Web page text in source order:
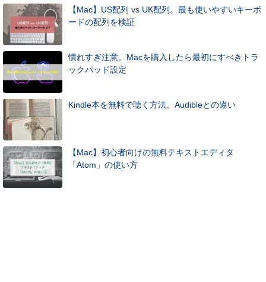
【Mac】US配列 vs UK配列。最も使いやすいキーボ
ードの配列を検証
慣れすぎ注意。Macを購入したら最初にすべきトラ
ックパッド設定
Kindle本を無料で聴く方法。Audibleとの違い
【Mac】初心者向けの無料テキストエディタ
「Atom」の使い方